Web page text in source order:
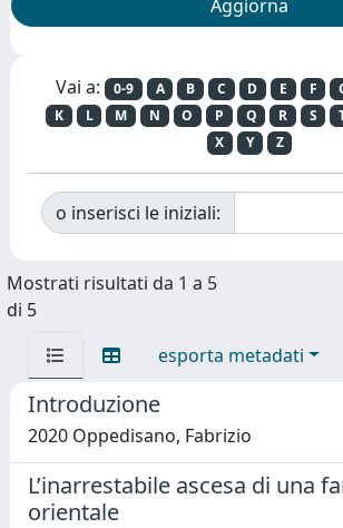
Vai a: 0-9 A B C D E F
K
L M N O P Q R S
X
Y Z
o inserisci le iniziali:
Mostrati risultati da 1 a 5
di 5
esporta metadati
Introduzione
2020 Oppedisano, Fabrizio
L’inarrestabile ascesa di una
orientale